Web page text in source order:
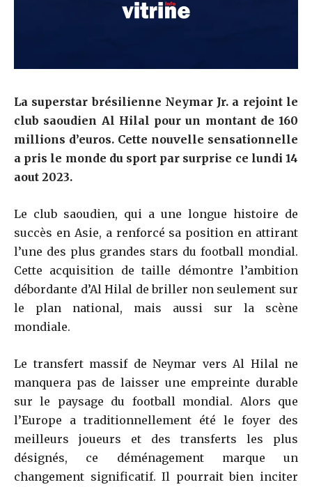
La superstar brésilienne Neymar Jr. a rejoint le
club saoudien Al Hilal pour un montant de 160
millions d’euros. Cette nouvelle sensationnelle
a pris le monde du sport par surprise ce lundi 14
aout 2023.
Le club saoudien, qui a une longue histoire de
succès en Asie, a renforcé sa position en attirant
l’une des plus grandes stars du football mondial.
Cette acquisition de taille démontre l’ambition
débordante d’Al Hilal de briller non seulement sur
le plan national, mais aussi sur la scène
mondiale.
Le transfert massif de Neymar vers Al Hilal ne
manquera pas de laisser une empreinte durable
sur le paysage du football mondial. Alors que
l’Europe a traditionnellement été le foyer des
meilleurs joueurs et des transferts les plus
désignés, ce déménagement marque un
changement significatif. Il pourrait bien inciter